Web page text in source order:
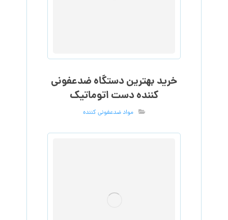
خرید بهترین دستگاه ضدعفونی
کننده دست اتوماتیک
مواد ضدعفونی کننده